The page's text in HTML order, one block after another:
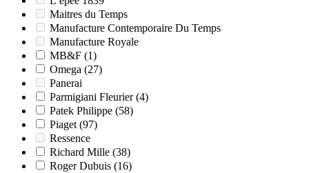
Maitres du Temps
Manufacture Contemporaire Du Temps
Manufacture Royale
MB&F (1)
Omega (27)
Panerai
Parmigiani Fleurier (4)
Patek Philippe (58)
Piaget (97)
Ressence
Richard Mille (38)
Roger Dubuis (16)